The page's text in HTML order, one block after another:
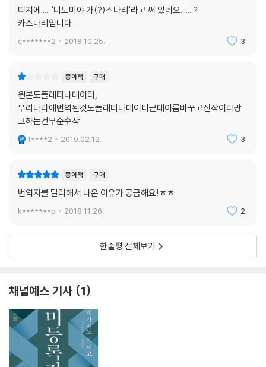
띠지에..... '니노미야 가(?)즈나리'라고 써 있네요.......?
카즈나리입니다....
c*******2 2018.10.25. 3
종이책 구매
원본도플래티나데이터,
우리나라에번역된것도플래티나데이터근데이름바꾸고신작이라광
고하는건무순수작
t****2 2019.02.12. 3
종이책 구매
번역자를 달리해서 나온 이유가 궁금해요!ㅎㅎ
k*******p 2018.11.26. 2
한줄평 전체보기
채널예스 기사 1